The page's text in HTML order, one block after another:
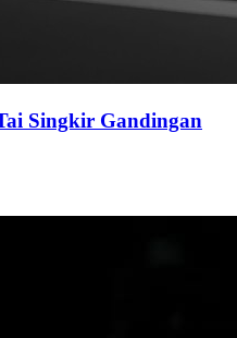
Singkir Gandingan